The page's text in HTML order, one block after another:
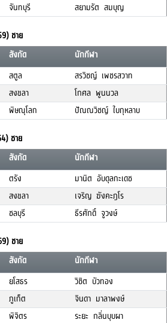
จันทบุรี สยามรัต สมบุญ
ชาย
สังกัด
นักกีฬา
สตูล
สรวิชญ์ เพชรสวาท
สงขลา
โกศล พูนนวล
พิษณุโลก ปัณณวิชญ์ ใบกุหลาบ
ชาย
สังกัด
นักกีฬา
ตรัง
มานิต อับดุลกะเดช
สงขลา
เจริญ ฆังคะฎโร
ชลบุรี ธีรศักดิ์ จูวงษ์
ชาย
สังกัด
นักกีฬา
ยโสธร
วิชิต บัวทอง
ภูเก็ต
จินดา มาลาพงษ์
พิจิตร ระยะ กลิ่นบุบผา